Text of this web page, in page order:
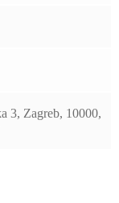
3, Zagreb, 10000,